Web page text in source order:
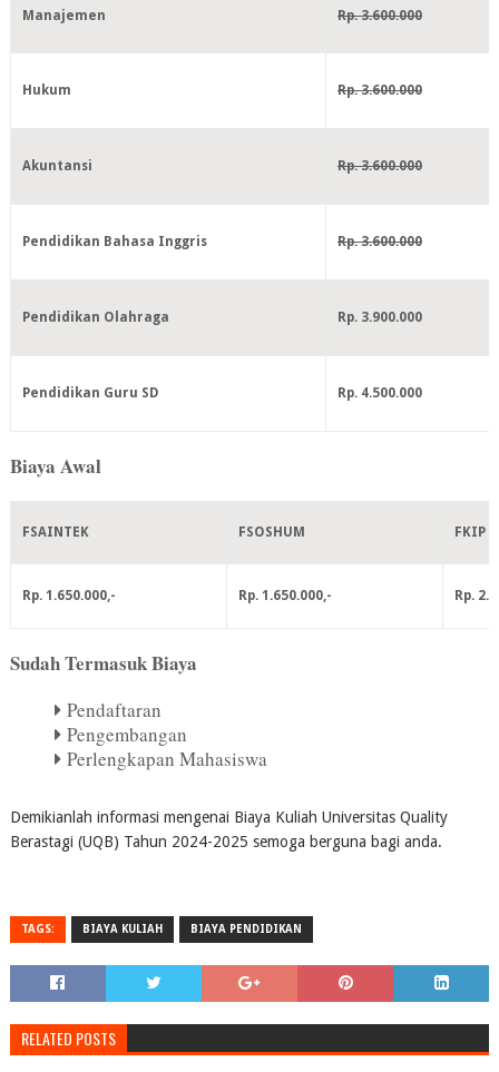
Manajemen Rp. 3.600.000
Hukum Rp. 3.600.000
Akuntansi Rp. 3.600.000
Pendidikan Bahasa Inggris Rp. 3.600.000
Pendidikan Olahraga Rp. 3.900.000
Pendidikan Guru SD Rp. 4.500.000
Biaya Awal
FSAINTEK FSOSHUM FKIP
Rp. 1.650.000,- Rp. 1.650.000,- Rp.
Sudah Termasuk Biaya
Pendaftaran
Pengembangan
Perlengkapan Mahasiswa
Demikianlah informasi mengenai Biaya Kuliah Universitas Quality
Berastagi (UQB) Tahun 2024-2025 semoga berguna bagi anda.
TAGS: BIAYA KULIAH BIAYA PENDIDIKAN
RELATED POSTS